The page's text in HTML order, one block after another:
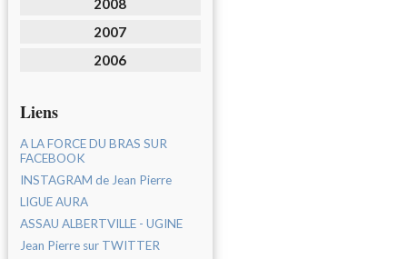
2008
2007
2006
Liens
A LA FORCE DU BRAS SUR
FACEBOOK
INSTAGRAM de Jean Pierre
LIGUE AURA
ASSAU ALBERTVILLE - UGINE
Jean Pierre sur TWITTER